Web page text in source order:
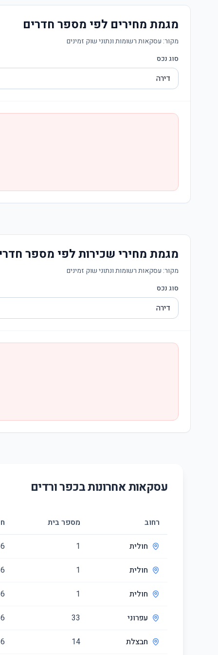
מגמת מחירים לפי מספר חדרים
מקור: עסקאות רשומות ונתוני שוק זמינים
סוג נכס
מגמת מחירי שכירות לפי מספר
מקור: עסקאות רשומות ונתוני שוק זמינים
סוג נכס
עסקאות אחרונות בכפר ורדים
רחוב מספר בית
חולית 1
6
חולית 1
6
חולית 1
6
עפרוני 33
6
חבצלת 14
6